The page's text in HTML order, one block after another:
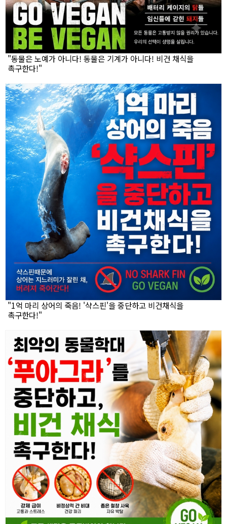
"동물은 노예가 아니다! 동물은 기계가 아니다! 비건 채식을
촉구한다!"
"1억 마리 상어의 죽음! '샥스핀'을 중단하고 비건채식을
촉구한다!"